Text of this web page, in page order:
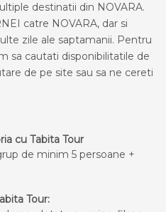
destinatii din NOVARA.
catre NOVARA, dar si
zile ale saptamanii. Pentru
sa cautati disponibilitatile de
de pe site sau sa ne cereti
cu Tabita Tour
de minim 5 persoane +
Tour: